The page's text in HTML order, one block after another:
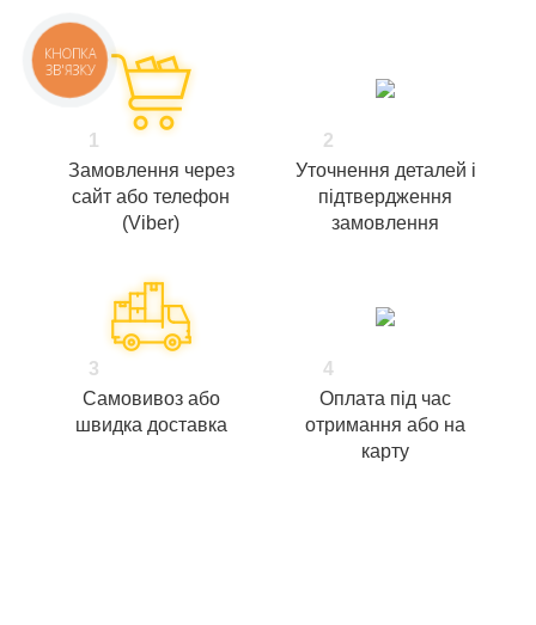
1
Замовлення через
сайт або телефон
(Viber)
2
Уточнення деталей і
підтвердження
замовлення
3
Самовивоз або
швидка доставка
4
Оплата під час
отримання або на
карту
КНОПКА
ЗВ'ЯЗКУ